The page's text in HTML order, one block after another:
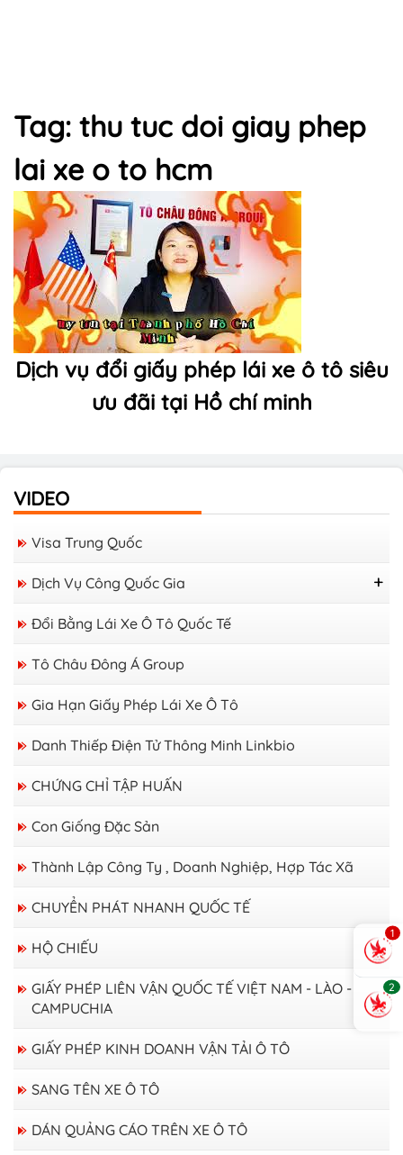
Tag: thu tuc doi giay phep
lai xe o to hcm
Dịch vụ đổi giấy phép lái xe ô tô siêu
ưu đãi tại Hồ chí minh
VIDEO
Visa Trung Quốc
Dịch Vụ Công Quốc Gia
Cấp Lý Lịch Tư Pháp
Đổi Bằng Lái Xe Ô Tô Quốc Tế
Tô Châu Đông Á Group
Gia Hạn Giấy Phép Lái Xe Ô Tô
Danh Thiếp Điện Tử Thông Minh Linkbio
CHỨNG CHỈ TẬP HUẤN
Con Giống Đặc Sản
Thành Lập Công Ty , Doanh Nghiệp, Hợp Tác Xã
CHUYỂN PHÁT NHANH QUỐC TẾ
HỘ CHIẾU
GIẤY PHÉP LIÊN VẬN QUỐC TẾ VIỆT NAM - LÀO -
CAMPUCHIA
GIẤY PHÉP KINH DOANH VẬN TẢI Ô TÔ
SANG TÊN XE Ô TÔ
DÁN QUẢNG CÁO TRÊN XE Ô TÔ
1
2